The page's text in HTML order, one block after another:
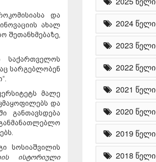
და
ახალ
შეთანხმებაზე,
საქართველოს
სარგებლობენ
მალე
და
განთავსდება
სოსიაშვილის
ისტორიული
2024 წელი
2023 წელი
2022 წელი
2021 წელი
2020 წელი
2019 წელი
2018 წელი